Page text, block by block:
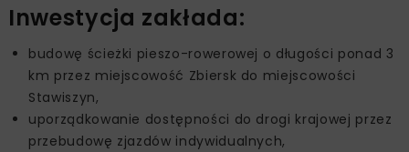
Inwestycja zakłada:
budowę ścieżki pieszo-rowerowej o długości ponad 3
km przez miejscowość Zbiersk do miejscowości
Stawiszyn,
uporządkowanie dostępności do drogi krajowej przez
przebudowę zjazdów indywidualnych,